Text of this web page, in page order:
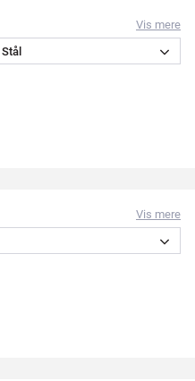
Vis mere
Stå
Vis mere